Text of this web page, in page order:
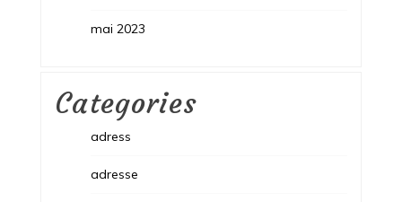
mai 2023
Categories
adress
adresse